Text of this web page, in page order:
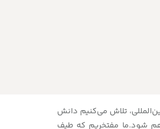
تلاش می‌کنیم دانش
شود.ما مفتخریم که طیف